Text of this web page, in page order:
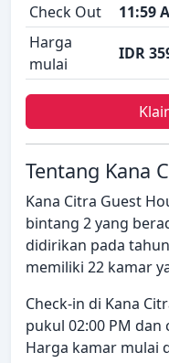
Check Out
11:59
Harga
mulai
IDR
Tentang Kana
Kana Citra Guest
bintang 2 yang
didirikan pada
memiliki 22 kamar
Check-in di Kana
pukul 02:00 PM dan
Harga kamar mulai